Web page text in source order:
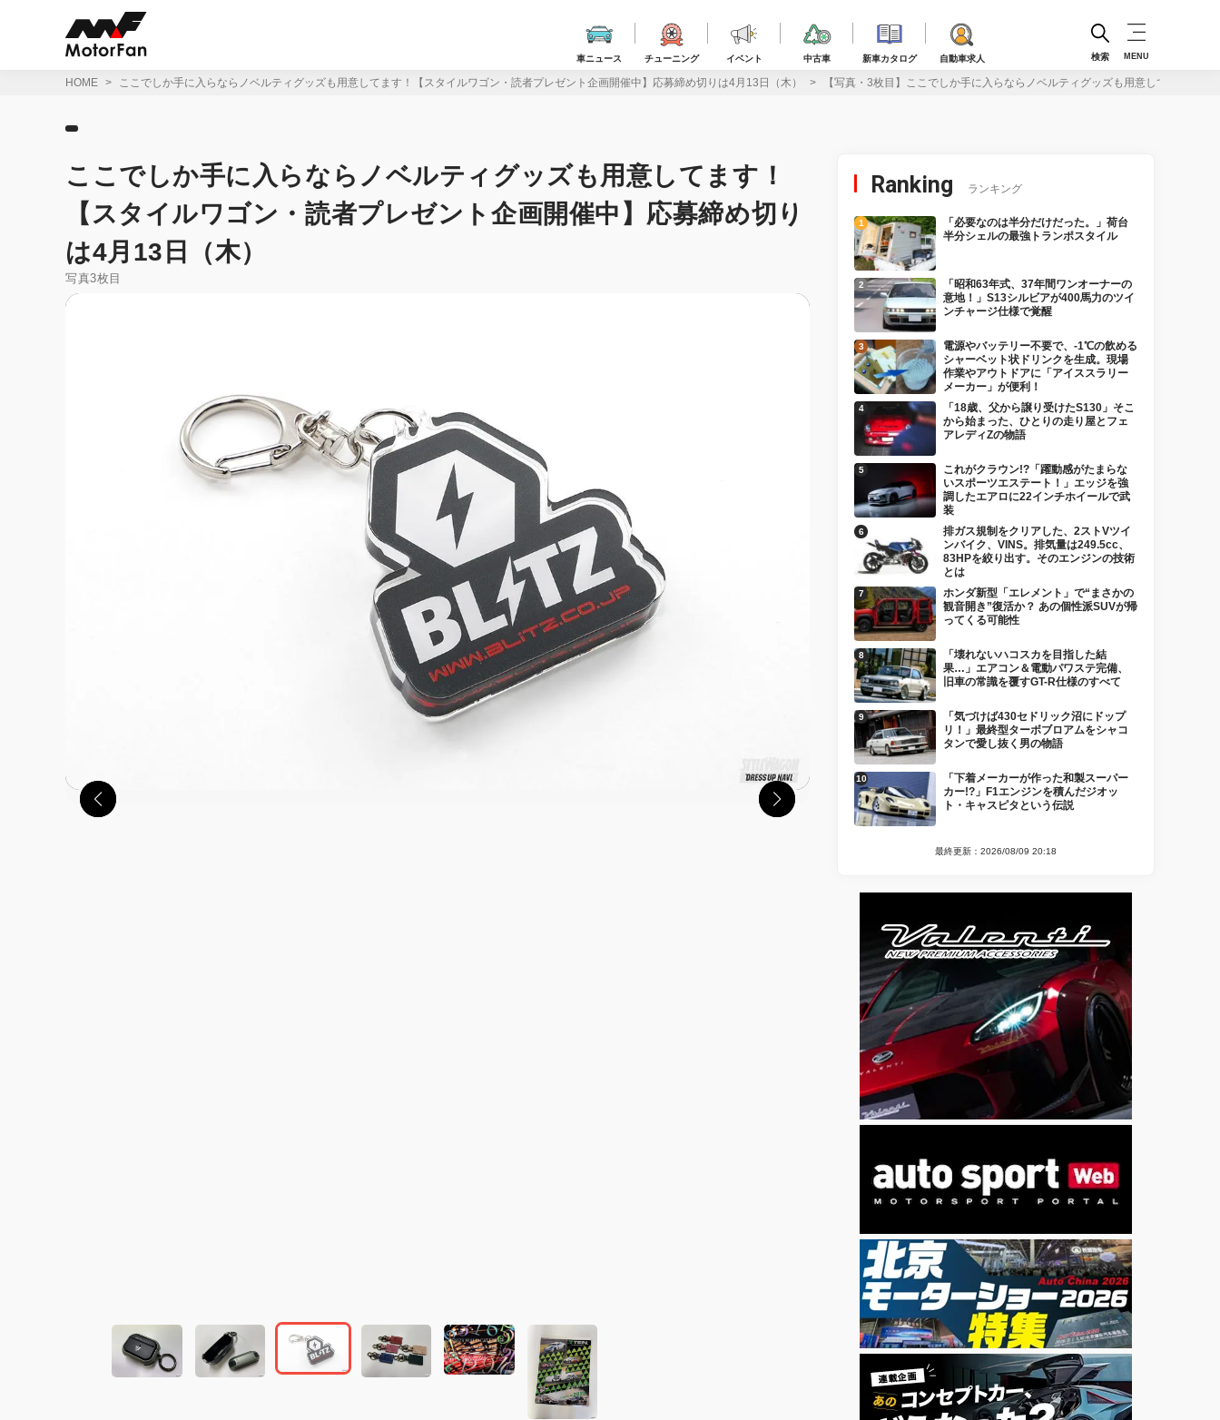
車ニュース チューニング イベント 中古車 新車カタログ 自動車求人 検索 MENU
HOME ここでしか手に入らならノベルティグッズも用意してます！【スタイルワゴン・読者プレゼント企画開催中】応募締め切りは4月13日（木） 【写真・3枚目】ここでしか手に入らならノベルティグッズも用意してます！
ここでしか手に入らならノベルティグッズも用意してます！
【スタイルワゴン・読者プレゼント企画開催中】応募締め切り
は4月13日（木）
写真3枚目
Ranking ランキング
「必要なのは半分だけだった。」荷台
半分シェルの最強トランポスタイル
「昭和63年式、37年間ワンオーナーの
意地！」S13シルビアが400馬力のツイ
ンチャージ仕様で覚醒
電源やバッテリー不要で、-1℃の飲める
シャーベット状ドリンクを生成。現場
作業やアウトドアに「アイススラリー
メーカー」が便利！
「18歳、父から譲り受けたS130」そこ
から始まった、ひとりの走り屋とフェ
アレディZの物語
これがクラウン!?「躍動感がたまらな
いスポーツエステート！」エッジを強
調したエアロに22インチホイールで武
装
排ガス規制をクリアした、2ストVツイ
ンバイク、VINS。排気量は249.5cc、
83HPを絞り出す。そのエンジンの技術
とは
ホンダ新型「エレメント」で“まさかの
観音開き”復活か？ あの個性派SUVが帰
ってくる可能性
「壊れないハコスカを目指した結
果…」エアコン＆電動パワステ完備、
旧車の常識を覆すGT-R仕様のすべて
「気づけば430セドリック沼にドップ
リ！」最終型ターボブロアムをシャコ
タンで愛し抜く男の物語
「下着メーカーが作った和製スーパー
カー!?」F1エンジンを積んだジオッ
ト・キャスピタという伝説
最終更新：2026/08/09 20:18